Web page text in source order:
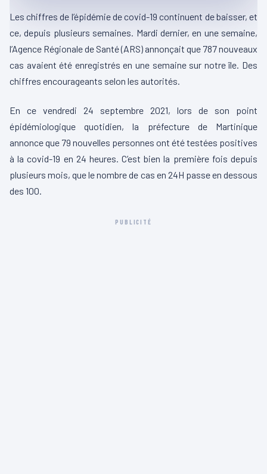
Les chiffres de l’épidémie de covid-19 continuent de baisser, et
ce, depuis plusieurs semaines. Mardi dernier, en une semaine,
l’Agence Régionale de Santé (ARS) annonçait que 787 nouveaux
cas avaient été enregistrés en une semaine sur notre île. Des
chiffres encourageants selon les autorités.
En ce vendredi 24 septembre 2021, lors de son point
épidémiologique quotidien, la préfecture de Martinique
annonce que 79 nouvelles personnes ont été testées positives
à la covid-19 en 24 heures. C’est bien la première fois depuis
plusieurs mois, que le nombre de cas en 24H passe en dessous
des 100.
PUBLICITÉ